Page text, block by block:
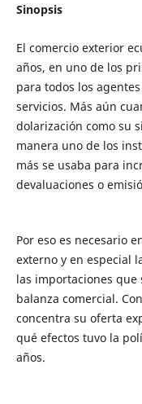
Sinopsis
El comercio exterior
años, en uno de los
para todos los
servicios. Más aún
dolarización como su
manera uno de los
más se usaba para
devaluaciones o
Por eso es necesario
externo y en especial
las importaciones
balanza comercial.
concentra su oferta
qué efectos tuvo la
años.